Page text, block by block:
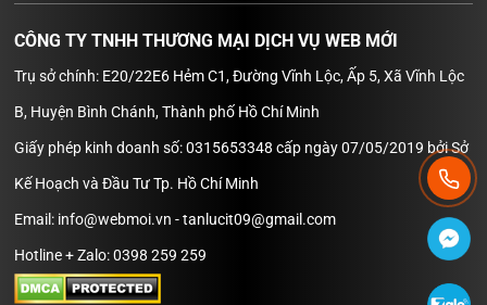
CÔNG TY TNHH THƯƠNG MẠI DỊCH VỤ WEB MỚI
Trụ sở chính: E20/22E6 Hẻm C1, Đường Vĩnh Lộc, Ấp 5, Xã Vĩnh Lộc
B, Huyện Bình Chánh, Thành phố Hồ Chí Minh
Giấy phép kinh doanh số: 0315653348 cấp ngày 07/05/2019 bởi Sở
Kế Hoạch và Đầu Tư Tp. Hồ Chí Minh
Email: info@webmoi.vn - tanlucit09@gmail.com
Hotline + Zalo: 0398 259 259